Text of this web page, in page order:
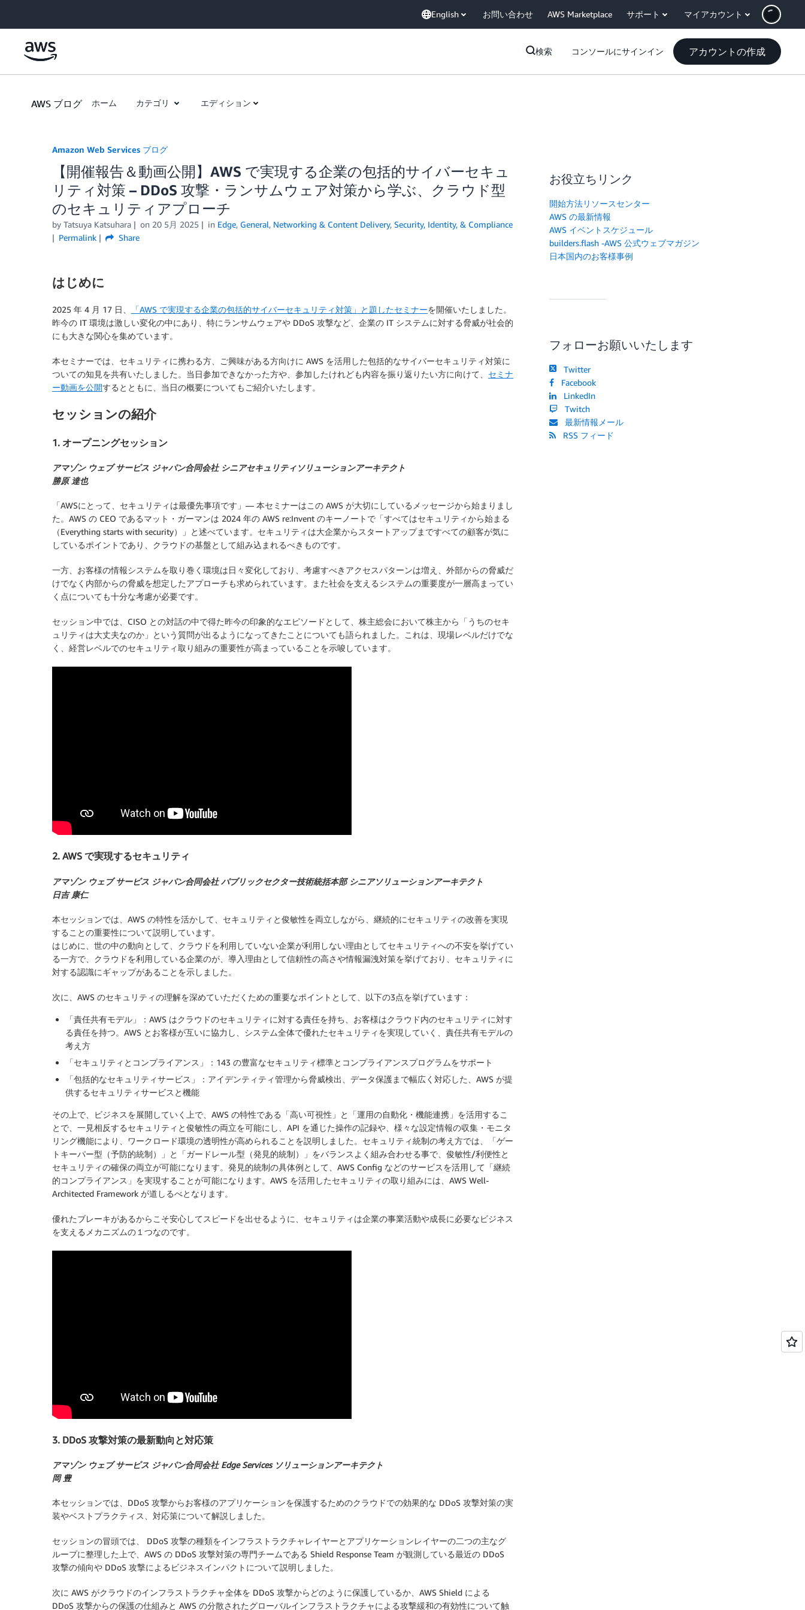
English お問い合わせ AWS Marketplace サポート マイアカウント
検索 コンソールにサインイン アカウントの作成
AWS ブログ ホーム カテゴリ エディション
Amazon Web Services ブログ
【開催報告＆動画公開】AWS で実現する企業の包括的サイバーセキュ
リティ対策 – DDoS 攻撃・ランサムウェア対策から学ぶ、クラウド型
のセキュリティアプローチ
by Tatsuya Katsuhara on 20 5月 2025 in Edge, General, Networking & Content Delivery, Security, Identity, & Compliance
Permalink
Share
はじめに
2025 年 4 月 17 日、 「AWS で実現する企業の包括的サイバーセキュリティ対策」と題したセミナーを開催いたしました。
昨今の IT 環境は激しい変化の中にあり、特にランサムウェアや DDoS 攻撃など、企業の IT システムに対する脅威が社会的
にも大きな関心を集めています。
本セミナーでは、セキュリティに携わる方、ご興味がある方向けに AWS を活用した包括的なサイバーセキュリティ対策に
ついての知見を共有いたしました。当日参加できなかった方や、参加したけれども内容を振り返りたい方に向けて、 セミナ
ー動画を公開するとともに、当日の概要についてもご紹介いたします。
セッションの紹介
1. オープニングセッション
アマゾン ウェブ サービス ジャパン合同会社 シニアセキュリティソリューションアーキテクト
勝原 達也
「AWSにとって、セキュリティは最優先事項です」— 本セミナーはこの AWS が大切にしているメッセージから始まりまし
た。AWS の CEO であるマット・ガーマンは 2024 年の AWS re:Invent のキーノートで「すべてはセキュリティから始まる
（Everything starts with security）」と述べています。セキュリティは大企業からスタートアップまですべての顧客が気に
しているポイントであり、クラウドの基盤として組み込まれるべきものです。
一方、お客様の情報システムを取り巻く環境は日々変化しており、考慮すべきアクセスパターンは増え、外部からの脅威だ
けでなく内部からの脅威を想定したアプローチも求められています。また社会を支えるシステムの重要度が一層高まってい
く点についても十分な考慮が必要です。
セッション中では、CISO との対話の中で得た昨今の印象的なエピソードとして、株主総会において株主から「うちのセキ
ュリティは大丈夫なのか」という質問が出るようになってきたことについても語られました。これは、現場レベルだけでな
く、経営レベルでのセキュリティ取り組みの重要性が高まっていることを示唆しています。
2. AWS で実現するセキュリティ
アマゾン ウェブ サービス ジャパン合同会社 パブリックセクター技術統括本部 シニアソリューションアーキテクト
日吉 康仁
本セッションでは、AWS の特性を活かして、セキュリティと俊敏性を両立しながら、継続的にセキュリティの改善を実現
することの重要性について説明しています。
はじめに、世の中の動向として、クラウドを利用していない企業が利用しない理由としてセキュリティへの不安を挙げてい
る一方で、クラウドを利用している企業のが、導入理由として信頼性の高さや情報漏洩対策を挙げており、セキュリティに
対する認識にギャップがあることを示しました。
次に、AWS のセキュリティの理解を深めていただくための重要なポイントとして、以下の3点を挙げています：
「責任共有モデル」：AWS はクラウドのセキュリティに対する責任を持ち、お客様はクラウド内のセキュリティに対す
る責任を持つ。AWS とお客様が互いに協力し、システム全体で優れたセキュリティを実現していく、責任共有モデルの
考え方
「セキュリティとコンプライアンス」：143 の豊富なセキュリティ標準とコンプライアンスプログラムをサポート
「包括的なセキュリティサービス」：アイデンティティ管理から脅威検出、データ保護まで幅広く対応した、AWS が提
供するセキュリティサービスと機能
その上で、ビジネスを展開していく上で、AWS の特性である「高い可視性」と「運用の自動化・機能連携」を活用するこ
とで、一見相反するセキュリティと俊敏性の両立を可能にし、API を通じた操作の記録や、様々な設定情報の収集・モニタ
リング機能により、ワークロード環境の透明性が高められることを説明しました。セキュリティ統制の考え方では、「ゲー
トキーパー型（予防的統制）」と「ガードレール型（発見的統制）」をバランスよく組み合わせる事で、俊敏性/利便性と
セキュリティの確保の両立が可能になります。発見的統制の具体例として、AWS Config などのサービスを活用して「継続
的コンプライアンス」を実現することが可能になります。AWS を活用したセキュリティの取り組みには、AWS Well-
Architected Framework が道しるべとなります。
優れたブレーキがあるからこそ安心してスピードを出せるように、セキュリティは企業の事業活動や成長に必要なビジネス
を支えるメカニズムの１つなのです。
3. DDoS 攻撃対策の最新動向と対応策
アマゾン ウェブ サービス ジャパン合同会社 Edge Services ソリューションアーキテクト
岡 豊
本セッションでは、DDoS 攻撃からお客様のアプリケーションを保護するためのクラウドでの効果的な DDoS 攻撃対策の実
装やベストプラクティス、対応策について解説しました。
セッションの冒頭では、 DDoS 攻撃の種類をインフラストラクチャレイヤーとアプリケーションレイヤーの二つの主なグ
ループに整理した上で、AWS の DDoS 攻撃対策の専門チームである Shield Response Team が観測している最近の DDoS
攻撃の傾向や DDoS 攻撃によるビジネスインパクトについて説明しました。
次に AWS がクラウドのインフラストラクチャ全体を DDoS 攻撃からどのように保護しているか、AWS Shield による
DDoS 攻撃からの保護の仕組みと AWS の分散されたグローバルインフラストラクチャによる攻撃緩和の有効性について触
お役立ちリンク
開始方法リソースセンター
AWS の最新情報
AWS イベントスケジュール
builders.flash -AWS 公式ウェブマガジン
日本国内のお客様事例
フォローお願いいたします
Twitter
Facebook
LinkedIn
Twitch
最新情報メール
RSS フィード